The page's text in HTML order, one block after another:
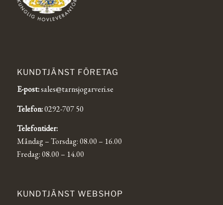
KUNDTJÄNST FÖRETAG
E-post:sales@tarnsjogarveri.se
Telefon:0292-707 50
Telefontider:
Måndag – Torsdag: 08.00 – 16.00
Fredag: 08.00 – 14.00
KUNDTJÄNST WEBSHOP